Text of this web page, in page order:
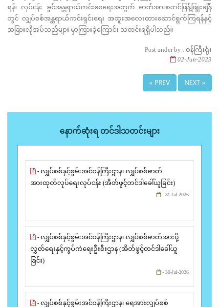
ရန်၊ လုပ်ငန်း ခွင်အန္တရာယ်ကင်းစေရေးအတွက် ဓာတ်အားစတင်ဖြန့်ဖြူးချိန်
တွင် လျှပ်စစ်အန္တရာယ်ကင်းရှင်းရေး အထူးအလေးထားဆောင်ရွက်ကြရန်နှင့်
အခြားလိုအပ်သည်များ မှာကြားခဲ့ကြောင်း သတင်းရရှိပါသည်။
Post under by : ဝန်ကြီးရုံး
02-Jun-2023
« PREV NEXT »
နောက်ဆုံးရ တင်ဒါသတင်းများ
- လျှပ်စစ်နှင့်စွမ်းအင်ဝန်ကြီးဌာန၊ လျှပ်စစ်ဓာတ်
အားထုတ်လုပ်ရေးလုပ်ငန်း (အိတ်ဖွင့်တင်ဒါခေါ်ယူခြင်း)
- 31-Jul-2026
- လျှပ်စစ်နှင့်စွမ်းအင်ဝန်ကြီးဌာန၊ လျှပ်စစ်ဓာတ်အားပို့
လွှတ်ရေးနှင့်ကွပ်ကဲရေးဦးစီးဌာန (အိတ်ဖွင့်တင်ဒါခေါ်ယူ
ခြင်း)
- 30-Jul-2026
- လျှပ်စစ်နှင့်စွမ်းအင်ဝန်ကြီးဌာန၊ ရေအားလျှပ်စစ်